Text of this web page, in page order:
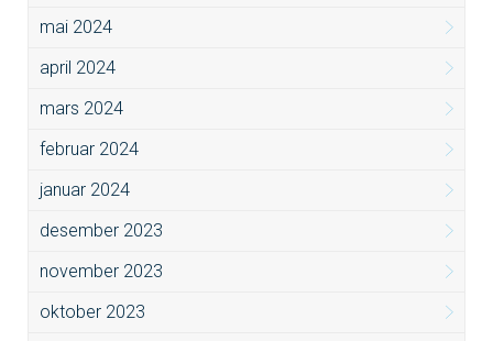
mai 2024
april 2024
mars 2024
februar 2024
januar 2024
desember 2023
november 2023
oktober 2023